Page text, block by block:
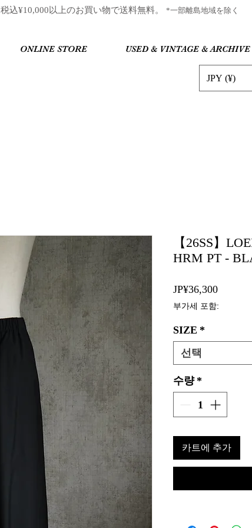
​税込¥10,000以上のお買い物で送料無料。 *一部離島地域を除く
ONLINE STORE USED & VINTAGE & ARCHIVE
JPY (¥)
【26SS】
HRM PT -
JP¥36,300가
격
부가세 포함:
SIZE *
선택
수량 *
카트에 추가